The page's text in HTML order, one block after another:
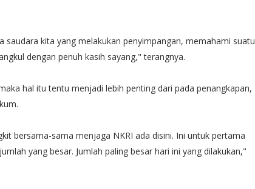
saudara kita yang melakukan penyimpangan, memahami suatu
dengan penuh kasih sayang," terangnya.
hal itu tentu menjadi lebih penting dari pada penangkapan,
bersama-sama menjaga NKRI ada disini. Ini untuk pertama
yang besar. Jumlah paling besar hari ini yang dilakukan,"